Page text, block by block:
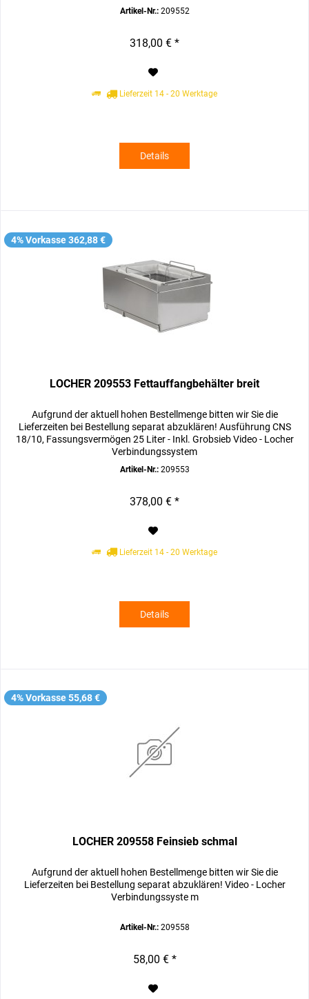
Artikel-Nr.:209552
318,00 € *
Lieferzeit 14 - 20 Werktage
Details
4% Vorkasse 362,88 €
LOCHER 209553 Fettauffangbehälter breit
Aufgrund der aktuell hohen Bestellmenge bitten wir Sie die
Lieferzeiten bei Bestellung separat abzuklären! Ausführung CNS
18/10, Fassungsvermögen 25 Liter - Inkl. Grobsieb Video - Locher
Verbindungssystem
Artikel-Nr.:209553
378,00 € *
Lieferzeit 14 - 20 Werktage
Details
4% Vorkasse 55,68 €
LOCHER 209558 Feinsieb schmal
Aufgrund der aktuell hohen Bestellmenge bitten wir Sie die
Lieferzeiten bei Bestellung separat abzuklären! Video - Locher
Verbindungssyste m
Artikel-Nr.:209558
58,00 € *